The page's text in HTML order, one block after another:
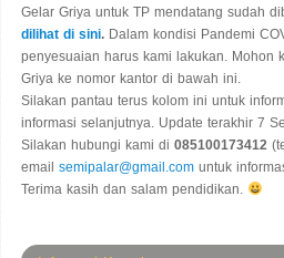
Gelar Griya untuk TP mendatang sudah
dilihat di sini. Dalam kondisi Pandemi
penyesuaian harus kami lakukan. Mohon
Griya ke nomor kantor di bawah ini.
Silakan pantau terus kolom ini untuk
informasi selanjutnya. Update terakhir 7
Silakan hubungi kami di 085100173412
email semipalar@gmail.com untuk
Terima kasih dan salam pendidikan.